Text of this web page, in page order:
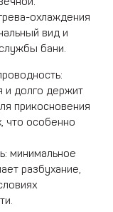
охлаждения
вид и
бани.
и долго держит
прикосновения
что особенно
минимальное
разбухание,